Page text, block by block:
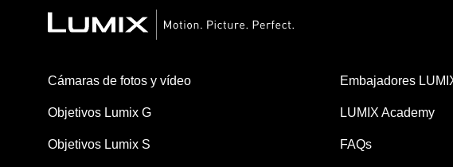
Cámaras de fotos y vídeo
Objetivos Lumix G
Objetivos Lumix S
Embajadores
LUMIX Academy
FAQs